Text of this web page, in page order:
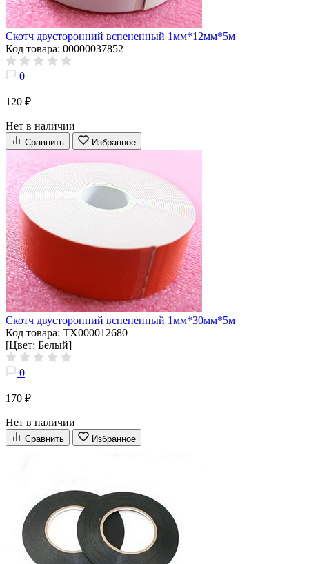
Скотч двусторонний вспененный 1мм*12мм*5м
Код товара: 00000037852
0
120 ₽
Нет в наличии
Сравнить Избранное
Скотч двусторонний вспененный 1мм*30мм*5м
Код товара: ТХ000012680
[Цвет: Белый]
0
170 ₽
Нет в наличии
Сравнить Избранное